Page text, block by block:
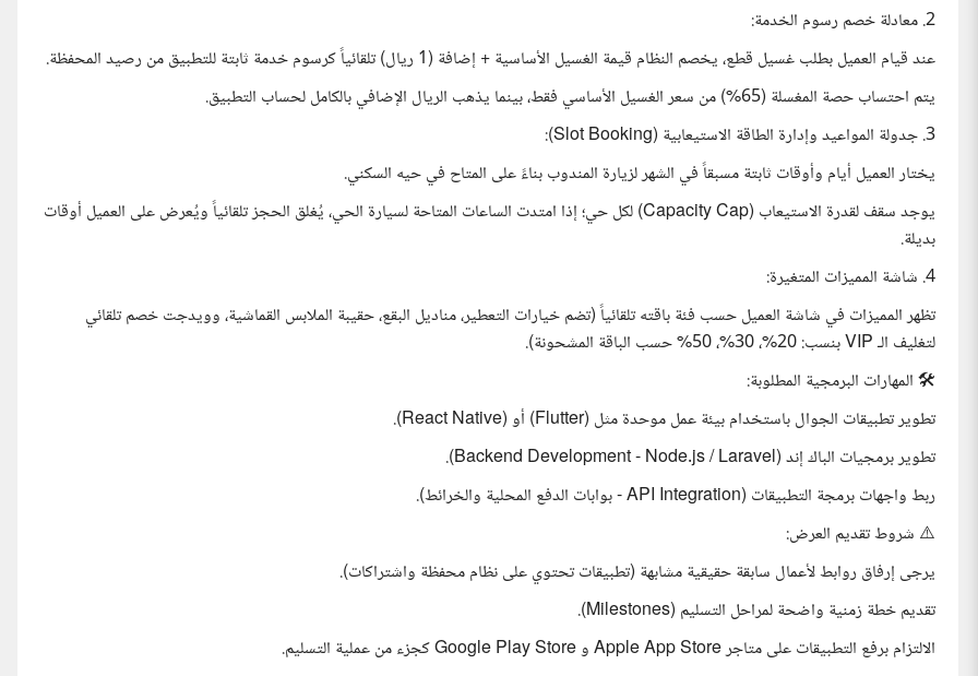
2. معادلة خصم رسوم الخدمة:
عند قيام العميل بطلب غسيل قطع، يخصم النظام قيمة الغسيل الأساسية + إضافة (1 ريال) تلقائياً كرسوم خدمة ثابتة للتطبيق من رصيد المحفظة.
يتم احتساب حصة المغسلة (65%) من سعر الغسيل الأساسي فقط، بينما يذهب الريال الإضافي بالكامل لحساب التطبيق.
3. جدولة المواعيد وإدارة الطاقة الاستيعابية (Slot Booking):
يختار العميل أيام وأوقات ثابتة مسبقاً في الشهر لزيارة المندوب بناءً على المتاح في حيه السكني.
يوجد سقف لقدرة الاستيعاب (Capacity Cap) لكل حي؛ إذا امتدت الساعات المتاحة لسيارة الحي، يُغلق الحجز تلقائياً ويُعرض على العميل أوقات
بديلة.
4. شاشة المميزات المتغيرة:
تظهر المميزات في شاشة العميل حسب فئة باقته تلقائياً (تضم خيارات التعطير، مناديل البقع، حقيبة الملابس القماشية، وويدجت خصم تلقائي
لتغليف الـ VIP بنسب: 20%، 30%، 50% حسب الباقة المشحونة).
🛠️ المهارات البرمجية المطلوبة:
تطوير تطبيقات الجوال باستخدام بيئة عمل موحدة مثل (Flutter) أو (React Native).
تطوير برمجيات الباك إند (Backend Development - Node.js / Laravel).
ربط واجهات برمجة التطبيقات (API Integration - بوابات الدفع المحلية والخرائط).
⚠️ شروط تقديم العرض:
يرجى إرفاق روابط لأعمال سابقة حقيقية مشابهة (تطبيقات تحتوي على نظام محفظة واشتراكات).
تقديم خطة زمنية واضحة لمراحل التسليم (Milestones).
الالتزام برفع التطبيقات على متاجر Apple App Store و Google Play Store كجزء من عملية التسليم.